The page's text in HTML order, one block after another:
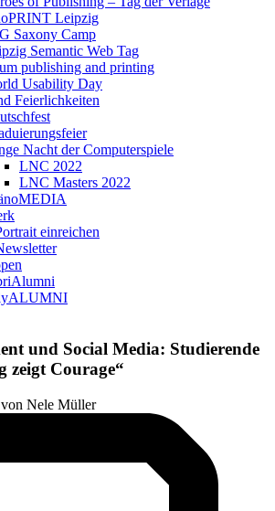
Leipzig
Saxony Camp
Semantic Web Tag
publishing and printing
Usability Day
Feierlichkeiten
Nacht der Computerspiele
LNC 2022
LNC Masters 2022
einreichen
und Social Media: Studierende
zeigt Courage“
von Nele Müller